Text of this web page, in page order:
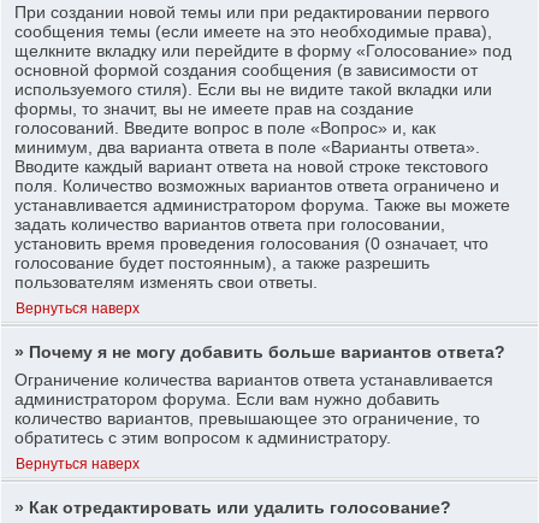
При создании новой темы или при редактировании первого
сообщения темы (если имеете на это необходимые права),
щелкните вкладку или перейдите в форму «Голосование» под
основной формой создания сообщения (в зависимости от
используемого стиля). Если вы не видите такой вкладки или
формы, то значит, вы не имеете прав на создание
голосований. Введите вопрос в поле «Вопрос» и, как
минимум, два варианта ответа в поле «Варианты ответа».
Вводите каждый вариант ответа на новой строке текстового
поля. Количество возможных вариантов ответа ограничено и
устанавливается администратором форума. Также вы можете
задать количество вариантов ответа при голосовании,
установить время проведения голосования (0 означает, что
голосование будет постоянным), а также разрешить
пользователям изменять свои ответы.
Вернуться наверх
» Почему я не могу добавить больше вариантов ответа?
Ограничение количества вариантов ответа устанавливается
администратором форума. Если вам нужно добавить
количество вариантов, превышающее это ограничение, то
обратитесь с этим вопросом к администратору.
Вернуться наверх
» Как отредактировать или удалить голосование?